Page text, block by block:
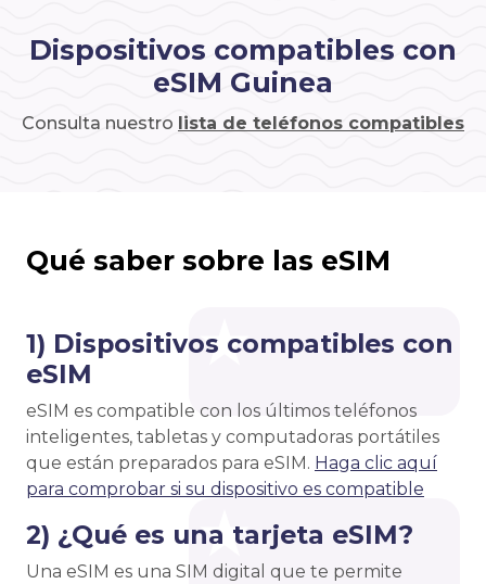
Dispositivos compatibles con
eSIM Guinea
Consulta nuestro lista de teléfonos compatibles
Qué saber sobre las eSIM
1) Dispositivos compatibles con
eSIM
eSIM es compatible con los últimos teléfonos
inteligentes, tabletas y computadoras portátiles
que están preparados para eSIM. Haga clic aquí
para comprobar si su dispositivo es compatible
2) ¿Qué es una tarjeta eSIM?
Una eSIM es una SIM digital que te permite